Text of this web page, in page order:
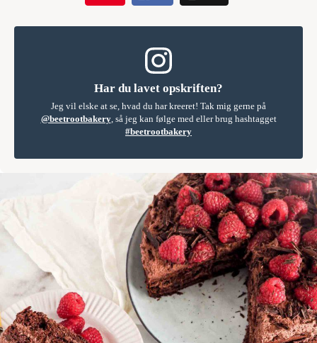
Har du lavet opskriften?
Jeg vil elske at se, hvad du har kreeret! Tak mig gerne på
@beetrootbakery, så jeg kan følge med eller brug hashtagget
#beetrootbakery